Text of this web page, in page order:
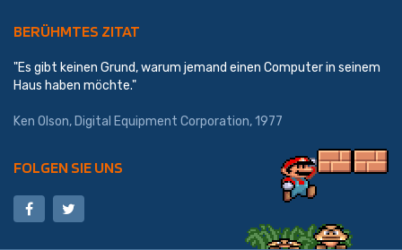
BERÜHMTES ZITAT
"Es gibt keinen Grund, warum jemand einen Computer in seinem
Haus haben möchte."
Ken Olson, Digital Equipment Corporation, 1977
FOLGEN SIE UNS